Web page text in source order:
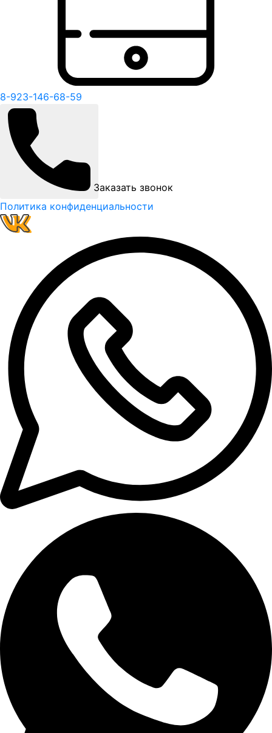
8-923-146-68-59
Заказать звонок
Политика конфиденциальности